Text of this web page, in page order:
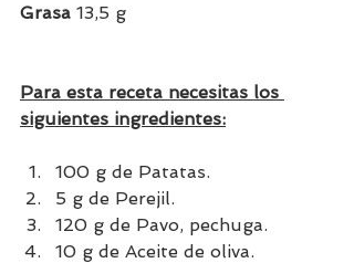
Grasa 13,5 g
Para esta receta necesitas los
siguientes ingredientes:
100 g de Patatas.
5 g de Perejil.
120 g de Pavo, pechuga.
10 g de Aceite de oliva.